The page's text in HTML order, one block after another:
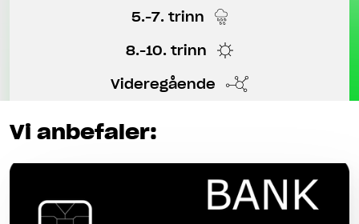
5.-7. trinn
8.-10. trinn
Videregående
Vi anbefaler: